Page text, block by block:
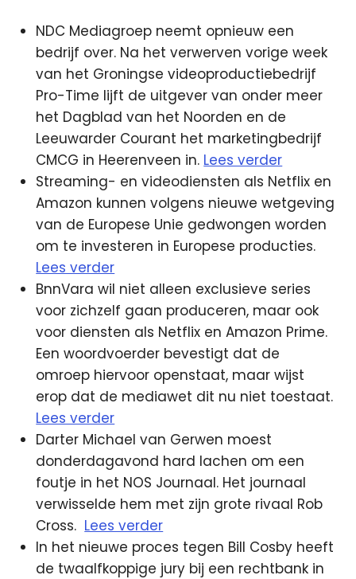
NDC Mediagroep neemt opnieuw een
bedrijf over. Na het verwerven vorige week
van het Groningse videoproductiebedrijf
Pro-Time lijft de uitgever van onder meer
het Dagblad van het Noorden en de
Leeuwarder Courant het marketingbedrijf
CMCG in Heerenveen in. Lees verder
Streaming- en videodiensten als Netflix en
Amazon kunnen volgens nieuwe wetgeving
van de Europese Unie gedwongen worden
om te investeren in Europese producties.
Lees verder
BnnVara wil niet alleen exclusieve series
voor zichzelf gaan produceren, maar ook
voor diensten als Netflix en Amazon Prime.
Een woordvoerder bevestigt dat de
omroep hiervoor openstaat, maar wijst
erop dat de mediawet dit nu niet toestaat.
Lees verder
Darter Michael van Gerwen moest
donderdagavond hard lachen om een
foutje in het NOS Journaal. Het journaal
verwisselde hem met zijn grote rivaal Rob
Cross. Lees verder
In het nieuwe proces tegen Bill Cosby heeft
de twaalfkoppige jury bij een rechtbank in